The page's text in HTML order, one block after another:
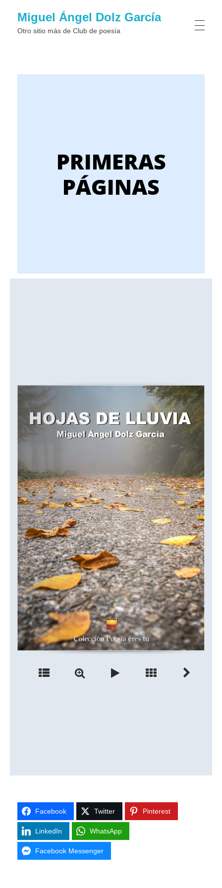
Miguel Ángel Dolz García
Otro sitio más de Club de poesí­a
PRIMERAS
PÁGINAS
Facebook Twitter Pinterest
LinkedIn WhatsApp
Facebook Messenger